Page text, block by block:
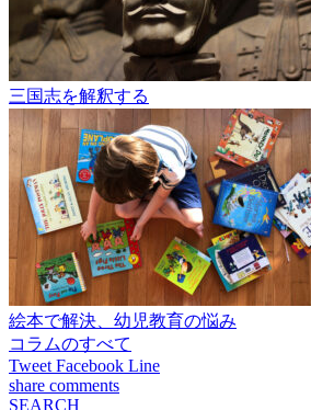
三国志を解釈する
絵本で解決、幼児教育の悩み
コラムのすべて
Tweet Facebook Line
share comments
SEARCH